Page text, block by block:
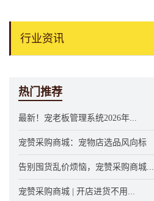
行业资讯
热门推荐
最新！宠老板管理系统2026年...
宠赞采购商城：宠物店选品风向标
告别囤货乱价烦恼，宠赞采购商城...
宠赞采购商城 | 开店进货不用...